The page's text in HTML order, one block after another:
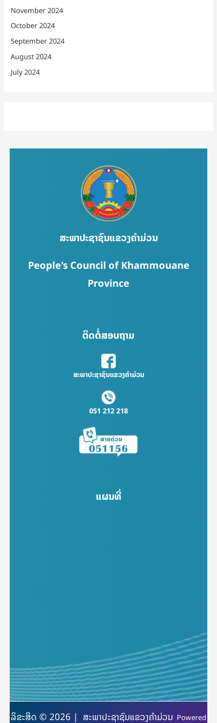
November 2024
October 2024
September 2024
August 2024
July 2024
ສະພາປະຊາຊົນແຂວງຄຳມ່ວນ
People's Council of Khammouane
Province
ຕິດຕໍ່ສອບຖາມ
ສະພາປະຊາຊົນແຂວງຄຳມ່ວນ
051 212 218
ແຜນທີ່
ລິຂະສິດ © 2026 | ສະພາປະຊາຊົນແຂວງຄຳມ່ວນ Powered